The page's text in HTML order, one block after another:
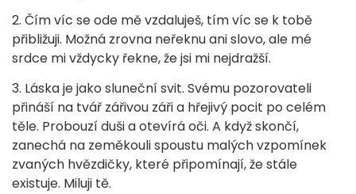
2. Čím víc se ode mě vzdaluješ, tím víc se k tobě
přibližuji. Možná zrovna neřeknu ani slovo, ale mé
srdce mi vždycky řekne, že jsi mi nejdražší.
3. Láska je jako sluneční svit. Svému pozorovateli
přináší na tvář zářivou záři a hřejivý pocit po celém
těle. Probouzí duši a otevírá oči. A když skončí,
zanechá na zeměkouli spoustu malých vzpomínek
zvaných hvězdičky, které připomínají, že stále
existuje. Miluji tě.